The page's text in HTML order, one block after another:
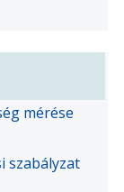
mérése
szabályzat